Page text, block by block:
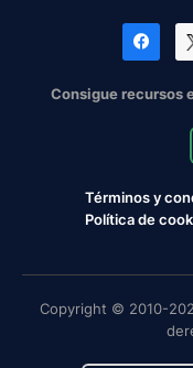
Consigue recursos
Términos y
Política de
Copyright © 2010-